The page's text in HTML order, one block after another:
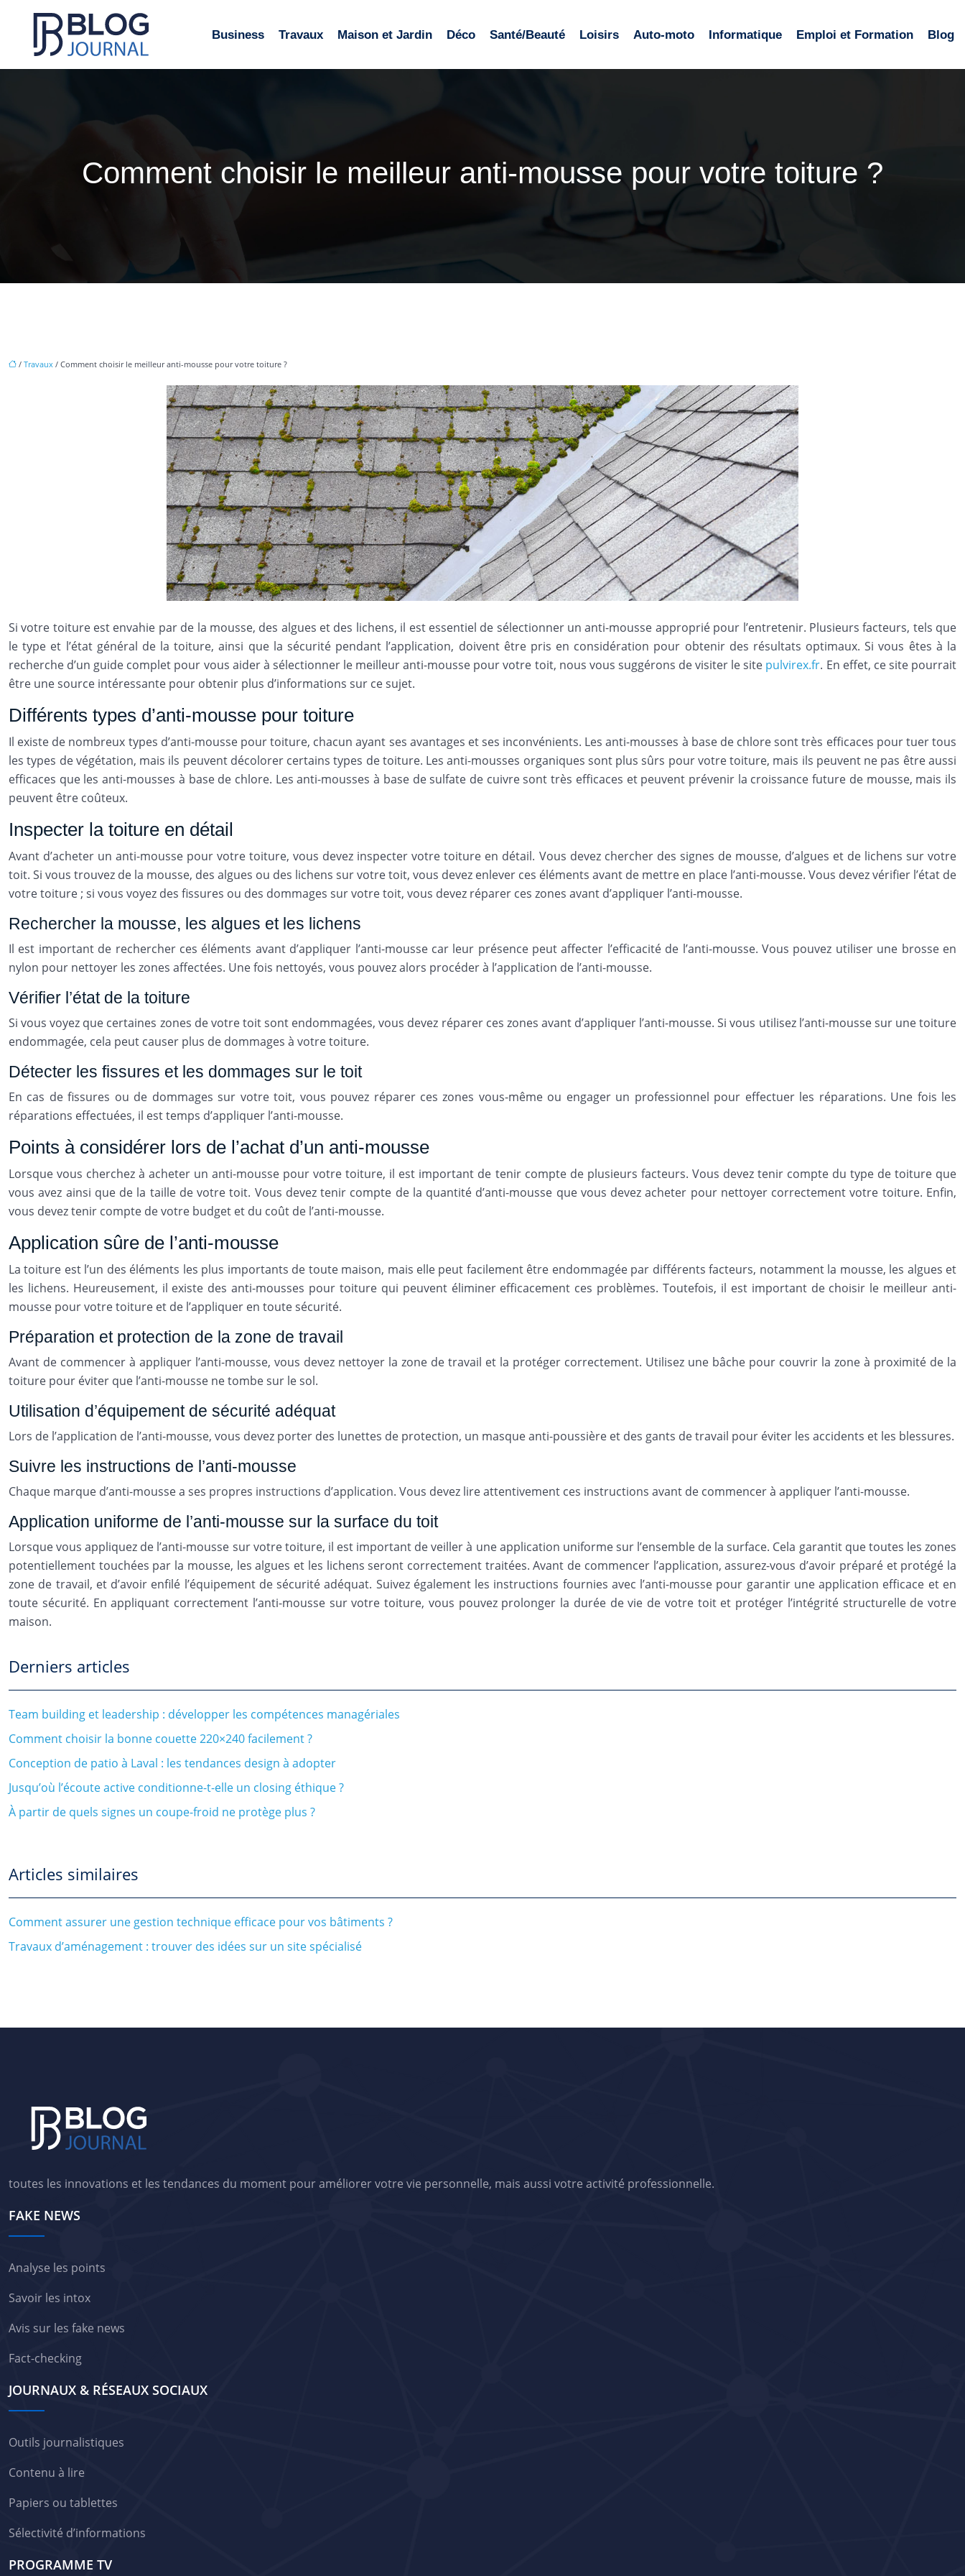
Business Travaux Maison et Jardin Déco Santé/Beauté Loisirs Auto-moto Informatique Emploi et Formation Blog
Comment choisir le meilleur anti-mousse pour votre toiture ?
/ Travaux / Comment choisir le meilleur anti-mousse pour votre toiture ?
Si votre toiture est envahie par de la mousse, des algues et des lichens, il est essentiel de sélectionner un anti-mousse approprié pour l’entretenir. Plusieurs facteurs, tels que
le type et l’état général de la toiture, ainsi que la sécurité pendant l’application, doivent être pris en considération pour obtenir des résultats optimaux. Si vous êtes à la
recherche d’un guide complet pour vous aider à sélectionner le meilleur anti-mousse pour votre toit, nous vous suggérons de visiter le site pulvirex.fr. En effet, ce site pourrait
être une source intéressante pour obtenir plus d’informations sur ce sujet.
Différents types d’anti-mousse pour toiture
Il existe de nombreux types d’anti-mousse pour toiture, chacun ayant ses avantages et ses inconvénients. Les anti-mousses à base de chlore sont très efficaces pour tuer tous
les types de végétation, mais ils peuvent décolorer certains types de toiture. Les anti-mousses organiques sont plus sûrs pour votre toiture, mais ils peuvent ne pas être aussi
efficaces que les anti-mousses à base de chlore. Les anti-mousses à base de sulfate de cuivre sont très efficaces et peuvent prévenir la croissance future de mousse, mais ils
peuvent être coûteux.
Inspecter la toiture en détail
Avant d’acheter un anti-mousse pour votre toiture, vous devez inspecter votre toiture en détail. Vous devez chercher des signes de mousse, d’algues et de lichens sur votre
toit. Si vous trouvez de la mousse, des algues ou des lichens sur votre toit, vous devez enlever ces éléments avant de mettre en place l’anti-mousse. Vous devez vérifier l’état de
votre toiture ; si vous voyez des fissures ou des dommages sur votre toit, vous devez réparer ces zones avant d’appliquer l’anti-mousse.
Rechercher la mousse, les algues et les lichens
Il est important de rechercher ces éléments avant d’appliquer l’anti-mousse car leur présence peut affecter l’efficacité de l’anti-mousse. Vous pouvez utiliser une brosse en
nylon pour nettoyer les zones affectées. Une fois nettoyés, vous pouvez alors procéder à l’application de l’anti-mousse.
Vérifier l’état de la toiture
Si vous voyez que certaines zones de votre toit sont endommagées, vous devez réparer ces zones avant d’appliquer l’anti-mousse. Si vous utilisez l’anti-mousse sur une toiture
endommagée, cela peut causer plus de dommages à votre toiture.
Détecter les fissures et les dommages sur le toit
En cas de fissures ou de dommages sur votre toit, vous pouvez réparer ces zones vous-même ou engager un professionnel pour effectuer les réparations. Une fois les
réparations effectuées, il est temps d’appliquer l’anti-mousse.
Points à considérer lors de l’achat d’un anti-mousse
Lorsque vous cherchez à acheter un anti-mousse pour votre toiture, il est important de tenir compte de plusieurs facteurs. Vous devez tenir compte du type de toiture que
vous avez ainsi que de la taille de votre toit. Vous devez tenir compte de la quantité d’anti-mousse que vous devez acheter pour nettoyer correctement votre toiture. Enfin,
vous devez tenir compte de votre budget et du coût de l’anti-mousse.
Application sûre de l’anti-mousse
La toiture est l’un des éléments les plus importants de toute maison, mais elle peut facilement être endommagée par différents facteurs, notamment la mousse, les algues et
les lichens. Heureusement, il existe des anti-mousses pour toiture qui peuvent éliminer efficacement ces problèmes. Toutefois, il est important de choisir le meilleur anti-
mousse pour votre toiture et de l’appliquer en toute sécurité.
Préparation et protection de la zone de travail
Avant de commencer à appliquer l’anti-mousse, vous devez nettoyer la zone de travail et la protéger correctement. Utilisez une bâche pour couvrir la zone à proximité de la
toiture pour éviter que l’anti-mousse ne tombe sur le sol.
Utilisation d’équipement de sécurité adéquat
Lors de l’application de l’anti-mousse, vous devez porter des lunettes de protection, un masque anti-poussière et des gants de travail pour éviter les accidents et les blessures.
Suivre les instructions de l’anti-mousse
Chaque marque d’anti-mousse a ses propres instructions d’application. Vous devez lire attentivement ces instructions avant de commencer à appliquer l’anti-mousse.
Application uniforme de l’anti-mousse sur la surface du toit
Lorsque vous appliquez de l’anti-mousse sur votre toiture, il est important de veiller à une application uniforme sur l’ensemble de la surface. Cela garantit que toutes les zones
potentiellement touchées par la mousse, les algues et les lichens seront correctement traitées. Avant de commencer l’application, assurez-vous d’avoir préparé et protégé la
zone de travail, et d’avoir enfilé l’équipement de sécurité adéquat. Suivez également les instructions fournies avec l’anti-mousse pour garantir une application efficace et en
toute sécurité. En appliquant correctement l’anti-mousse sur votre toiture, vous pouvez prolonger la durée de vie de votre toit et protéger l’intégrité structurelle de votre
maison.
Derniers articles
Team building et leadership : développer les compétences managériales
Comment choisir la bonne couette 220×240 facilement ?
Conception de patio à Laval : les tendances design à adopter
Jusqu’où l’écoute active conditionne-t-elle un closing éthique ?
À partir de quels signes un coupe-froid ne protège plus ?
Articles similaires
Comment assurer une gestion technique efficace pour vos bâtiments ?
Travaux d’aménagement : trouver des idées sur un site spécialisé
toutes les innovations et les tendances du moment pour améliorer votre vie personnelle, mais aussi votre activité professionnelle.
FAKE NEWS
Analyse les points
Savoir les intox
Avis sur les fake news
Fact-checking
JOURNAUX & RÉSEAUX SOCIAUX
Outils journalistiques
Contenu à lire
Papiers ou tablettes
Sélectivité d’informations
PROGRAMME TV